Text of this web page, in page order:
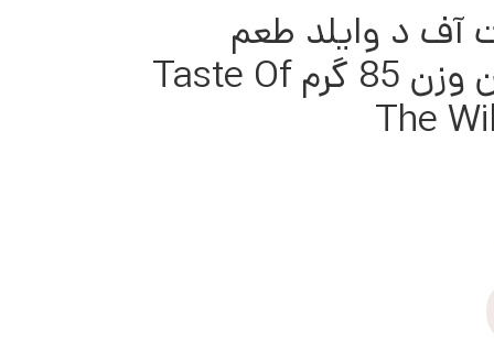
آف د وایلد طعم
سالمون دودی و گوزن وزن 85 گرم Taste Of
The